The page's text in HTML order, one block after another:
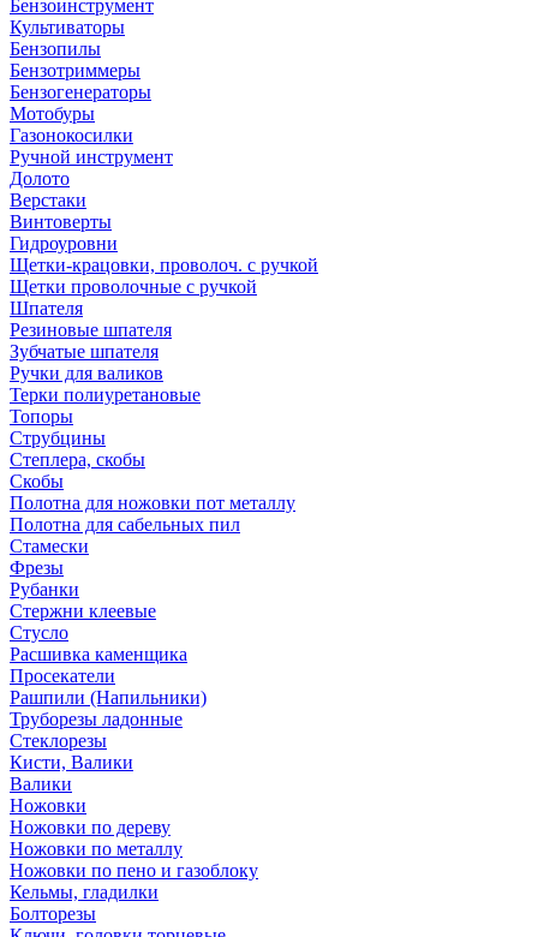
Бензоинструмент
Культиваторы
Бензопилы
Бензотриммеры
Бензогенераторы
Мотобуры
Газонокосилки
Ручной инструмент
Долото
Верстаки
Винтоверты
Гидроуровни
Щетки-крацовки, проволоч. с ручкой
Щетки проволочные с ручкой
Шпателя
Резиновые шпателя
Зубчатые шпателя
Ручки для валиков
Терки полиуретановые
Топоры
Струбцины
Степлера, скобы
Скобы
Полотна для ножовки пот металлу
Полотна для сабельных пил
Стамески
Фрезы
Рубанки
Стержни клеевые
Стусло
Расшивка каменщика
Просекатели
Рашпили (Напильники)
Труборезы ладонные
Стеклорезы
Кисти, Валики
Валики
Ножовки
Ножовки по дереву
Ножовки по металлу
Ножовки по пено и газоблоку
Кельмы, гладилки
Болторезы